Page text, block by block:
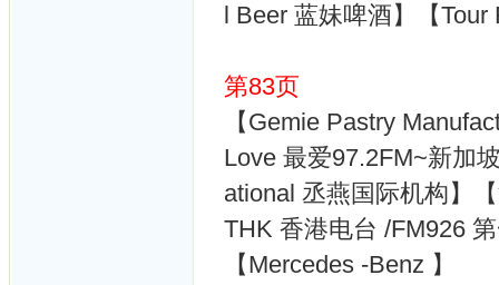
l Beer 蓝妹啤酒】【
第83页
【Gemie Pastry
Love 最爱97.2FM~新加
ational 丞燕国际机构】
THK 香港电台 /FM926
【Mercedes -Benz 】